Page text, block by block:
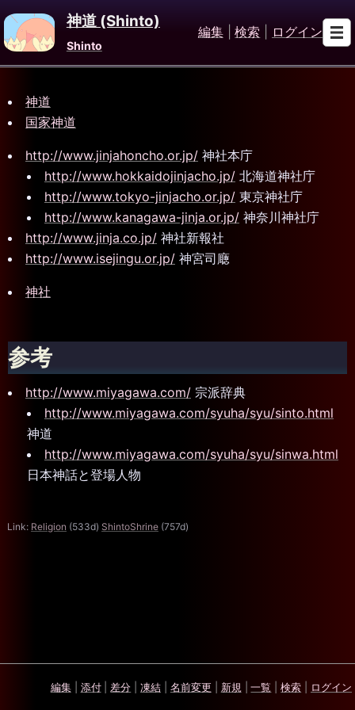
神道 (Shinto)
Shinto
編集 検索 ログイン
神道
国家神道
http://www.jinjahoncho.or.jp/ 神社本庁
http://www.hokkaidojinjacho.jp/ 北海道神社庁
http://www.tokyo-jinjacho.or.jp/ 東京神社庁
http://www.kanagawa-jinja.or.jp/ 神奈川神社庁
http://www.jinja.co.jp/ 神社新報社
http://www.isejingu.or.jp/ 神宮司廰
神社
参考
http://www.miyagawa.com/ 宗派辞典
http://www.miyagawa.com/syuha/syu/sinto.html
神道
http://www.miyagawa.com/syuha/syu/sinwa.html
日本神話と登場人物
Link: Religion (533d) ShintoShrine (757d)
編集 添付 差分 凍結 名前変更 新規 一覧 検索 ログイン